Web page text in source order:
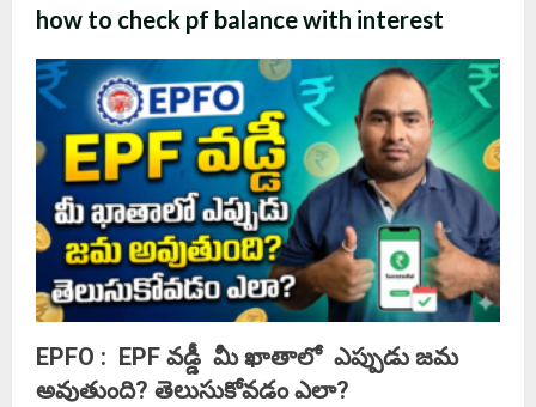
how to check pf balance with interest
EPFO : EPF వడ్డీ మీ ఖాతాలో ఎప్పుడు జమ
అవుతుంది? తెలుసుకోవడం ఎలా?